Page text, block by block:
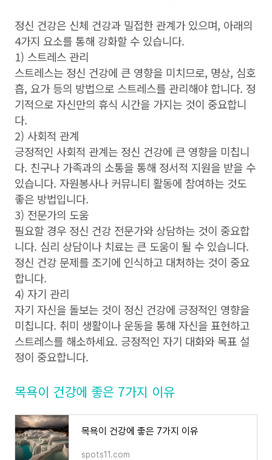
정신 건강은 신체 건강과 밀접한 관계가 있으며, 아래의
4가지 요소를 통해 강화할 수 있습니다.
1) 스트레스 관리
스트레스는 정신 건강에 큰 영향을 미치므로, 명상, 심호
흡, 요가 등의 방법으로 스트레스를 관리해야 합니다. 정
기적으로 자신만의 휴식 시간을 가지는 것이 중요합니
다.
2) 사회적 관계
긍정적인 사회적 관계는 정신 건강에 큰 영향을 미칩니
다. 친구나 가족과의 소통을 통해 정서적 지원을 받을 수
있습니다. 자원봉사나 커뮤니티 활동에 참여하는 것도
좋은 방법입니다.
3) 전문가의 도움
필요할 경우 정신 건강 전문가와 상담하는 것이 중요합
니다. 심리 상담이나 치료는 큰 도움이 될 수 있습니다.
정신 건강 문제를 조기에 인식하고 대처하는 것이 중요
합니다.
4) 자기 관리
자기 자신을 돌보는 것이 정신 건강에 긍정적인 영향을
미칩니다. 취미 생활이나 운동을 통해 자신을 표현하고
스트레스를 해소하세요. 긍정적인 자기 대화와 목표 설
정이 중요합니다.
목욕이 건강에 좋은 7가지 이유
목욕이 건강에 좋은 7가지 이유
spots11.com